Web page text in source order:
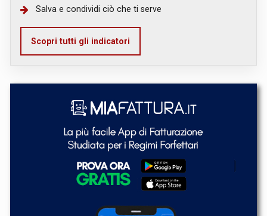
Salva e condividi ciò che ti serve
Scopri tutti gli indicatori